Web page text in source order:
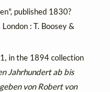
published 1830?
London : T. Boosey &
in the 1894 collection
Jahrhundert ab bis
von Robert von